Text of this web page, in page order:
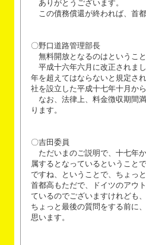
ありがとうございます。
この債務償還が終われば、首
〇野口道路管理部長
無料開放となるのはというこ
平成十六年六月に改正されま
年を超えてはならないと規定さ
社を設立した平成十七年十月か
なお、法律上、料金徴収期間
ります。
〇吉田委員
ただいまのご説明で、十七年
属するとなっているということ
ですね、ということで、ちょっ
首都高もただで、ドイツのアウ
ているのでございますけれども
ちょっと最後の質問をする前に
思います。